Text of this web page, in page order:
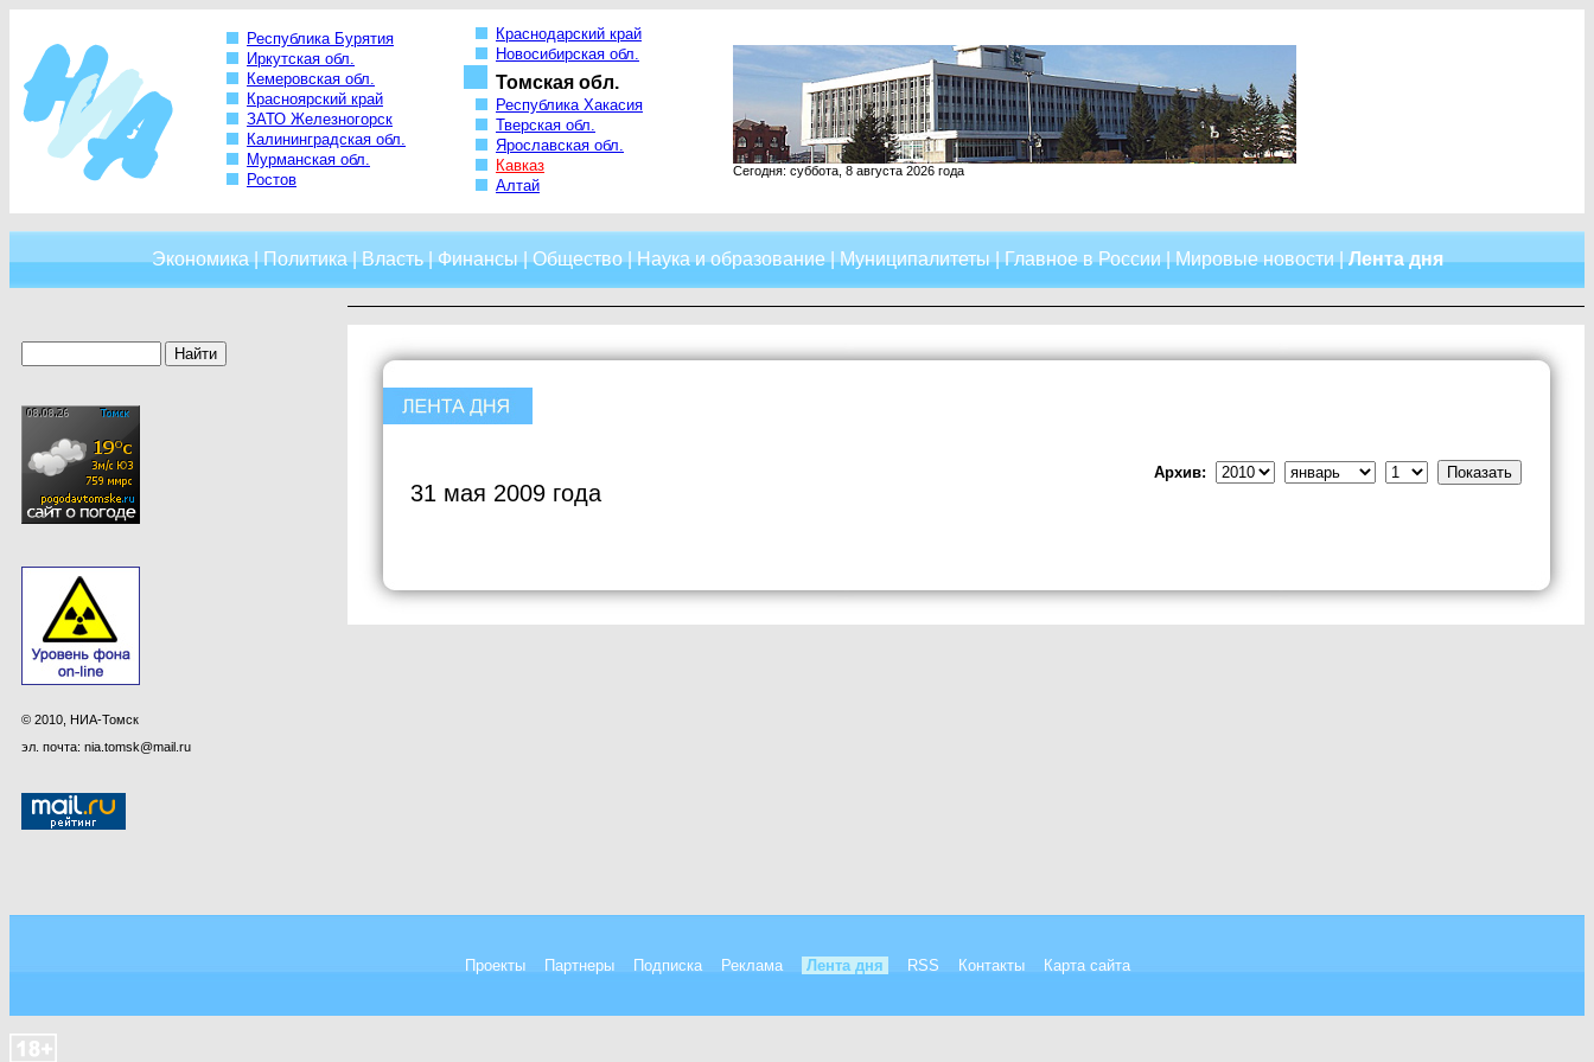
Республика Бурятия
Иркутская обл.
Кемеровская обл.
Красноярский край
ЗАТО Железногорск
Калининградская обл.
Мурманская обл.
Ростов
Краснодарский край
Новосибирская обл.
Томская обл.
Республика Хакасия
Тверская обл.
Ярославская обл.
Кавказ
Алтай
Сегодня: суббота, 8 августа 2026 года
Экономика|Политика|Власть|Финансы|Общество|Наука и образование|Муниципалитеты|Главное в России|Мировые новости|Лента дня
© 2010, НИА-Томск
эл. почта: nia.tomsk@mail.ru
31 мая 2009 года
Архив:
Проекты Партнеры Подписка Реклама Лента дня RSS Контакты Карта сайта